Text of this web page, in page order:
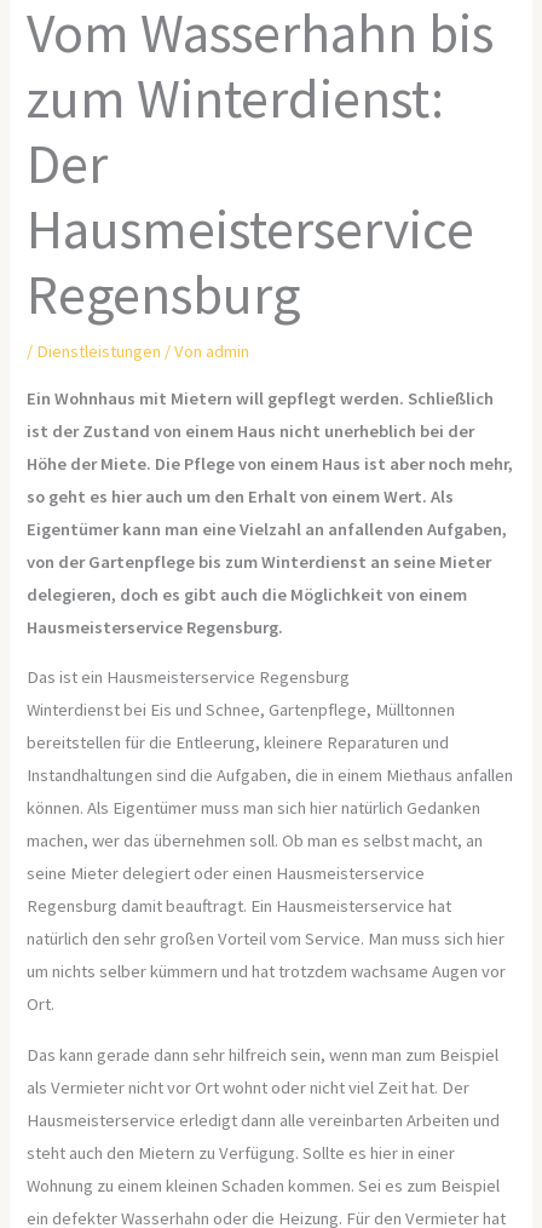
Vom Wasserhahn bis
zum Winterdienst:
Der
Hausmeisterservice
Regensburg
/ Dienstleistungen / Vonadmin
Ein Wohnhaus mit Mietern will gepflegt werden. Schließlich
ist der Zustand von einem Haus nicht unerheblich bei der
Höhe der Miete. Die Pflege von einem Haus ist aber noch mehr,
so geht es hier auch um den Erhalt von einem Wert. Als
Eigentümer kann man eine Vielzahl an anfallenden Aufgaben,
von der Gartenpflege bis zum Winterdienst an seine Mieter
delegieren, doch es gibt auch die Möglichkeit von einem
Hausmeisterservice Regensburg.
Das ist ein Hausmeisterservice Regensburg
Winterdienst bei Eis und Schnee, Gartenpflege, Mülltonnen
bereitstellen für die Entleerung, kleinere Reparaturen und
Instandhaltungen sind die Aufgaben, die in einem Miethaus anfallen
können. Als Eigentümer muss man sich hier natürlich Gedanken
machen, wer das übernehmen soll. Ob man es selbst macht, an
seine Mieter delegiert oder einen Hausmeisterservice
Regensburg damit beauftragt. Ein Hausmeisterservice hat
natürlich den sehr großen Vorteil vom Service. Man muss sich hier
um nichts selber kümmern und hat trotzdem wachsame Augen vor
Ort.
Das kann gerade dann sehr hilfreich sein, wenn man zum Beispiel
als Vermieter nicht vor Ort wohnt oder nicht viel Zeit hat. Der
Hausmeisterservice erledigt dann alle vereinbarten Arbeiten und
steht auch den Mietern zu Verfügung. Sollte es hier in einer
Wohnung zu einem kleinen Schaden kommen. Sei es zum Beispiel
ein defekter Wasserhahn oder die Heizung. Für den Vermieter hat